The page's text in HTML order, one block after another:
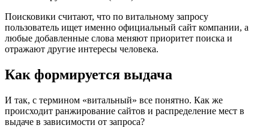
Поисковики считают, что по витальному запросу
пользователь ищет именно официальный сайт компании, а
любые добавленные слова меняют приоритет поиска и
отражают другие интересы человека.
Как формируется выдача
И так, с термином «витальный» все понятно. Как же
происходит ранжирование сайтов и распределение мест в
выдаче в зависимости от запроса?